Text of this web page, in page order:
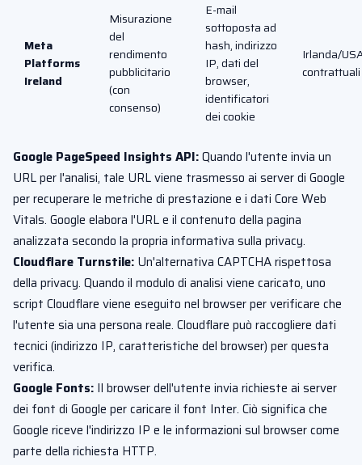
Meta
Platforms
Ireland
Misurazione
del
rendimento
pubblicitario
(con
consenso)
E-mail
sottoposta ad
hash, indirizzo
IP, dati del
browser,
identificatori
dei cookie
Irlanda/
Google PageSpeed Insights API:Quando l'utente invia un
URL per l'analisi, tale URL viene trasmesso ai server di Google
per recuperare le metriche di prestazione e i dati Core Web
Vitals. Google elabora l'URL e il contenuto della pagina
analizzata secondo la propria informativa sulla privacy.
Cloudflare Turnstile: Un'alternativa CAPTCHA rispettosa
della privacy. Quando il modulo di analisi viene caricato, uno
script Cloudflare viene eseguito nel browser per verificare che
l'utente sia una persona reale. Cloudflare può raccogliere dati
tecnici (indirizzo IP, caratteristiche del browser) per questa
verifica.
Google Fonts: Il browser dell'utente invia richieste ai server
dei font di Google per caricare il font Inter. Ciò significa che
Google riceve l'indirizzo IP e le informazioni sul browser come
parte della richiesta HTTP.